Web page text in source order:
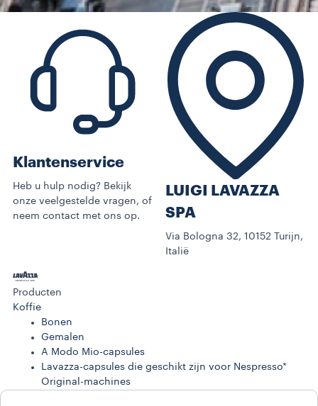
Klantenservice
Heb u hulp nodig? Bekijk
onze veelgestelde vragen, of
neem contact met ons op.
LUIGI LAVAZZA
SPA
Via Bologna 32, 10152 Turijn,
Italië
Producten
Koffie
Bonen
Gemalen
A Modo Mio-capsules
Lavazza-capsules die geschikt zijn voor Nespresso*
Original-machines